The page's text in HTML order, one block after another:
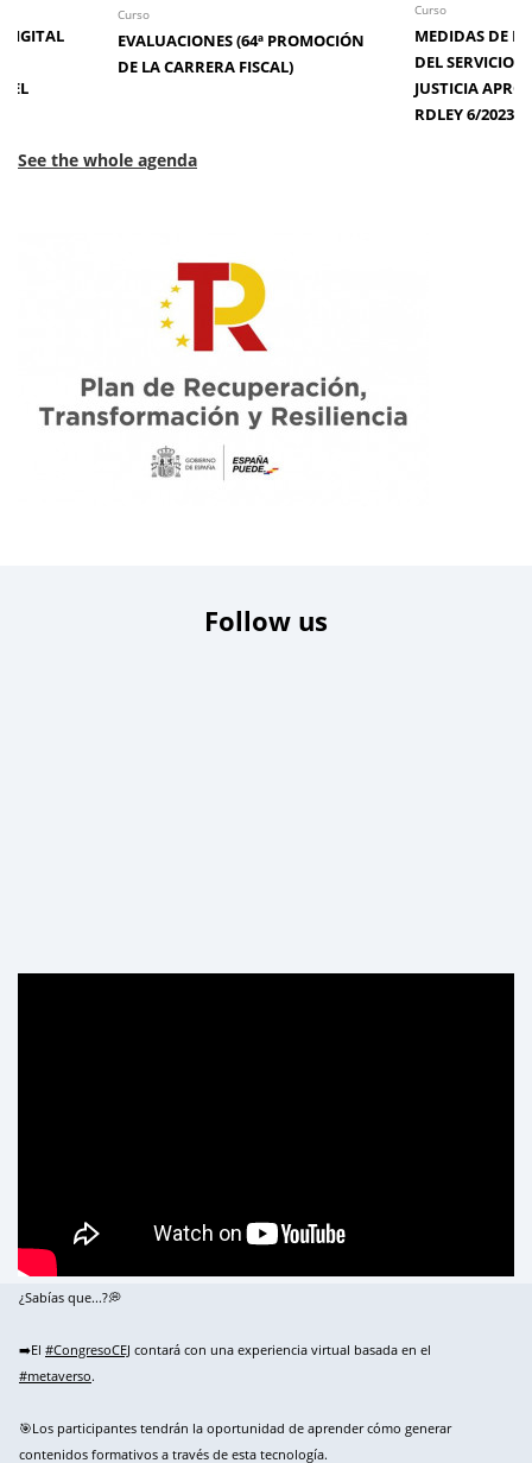
DIGITAL
EL
Curso
EVALUACIONES (64ª PROMOCIÓN
DE LA CARRERA FISCAL)
Curso
MEDIDAS DE
DEL SERVICIO
JUSTICIA
RDLEY 6/2023
See the whole agenda
Follow us
¿Sabías que...?💭
➡️El #CongresoCEJ contará con una experiencia virtual basada en el
#metaverso.
🎯Los participantes tendrán la oportunidad de aprender cómo generar
contenidos formativos a través de esta tecnología.